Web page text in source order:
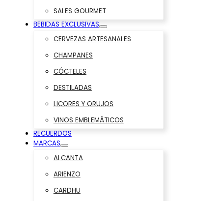
SALES GOURMET
BEBIDAS EXCLUSIVAS
CERVEZAS ARTESANALES
CHAMPANES
CÓCTELES
DESTILADAS
LICORES Y ORUJOS
VINOS EMBLEMÁTICOS
RECUERDOS
MARCAS
ALCANTA
ARIENZO
CARDHU